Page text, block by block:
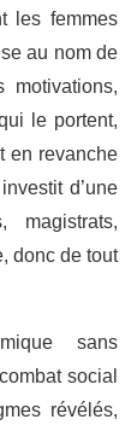
les femmes
au nom de
motivations,
le portent,
en revanche
d’une
magistrats,
donc de tout
sans
social
révélés,